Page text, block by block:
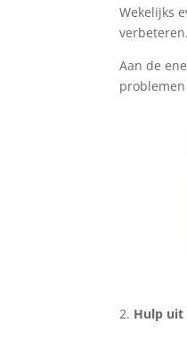
Wekelijks
Aan de
Hulp uit